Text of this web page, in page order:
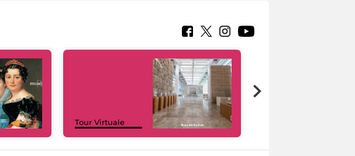
Tour Virtuale